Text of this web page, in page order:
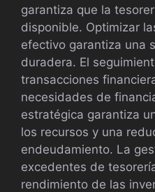
garantiza que la
disponible. Optimizar
efectivo garantiza una
duradera. El
transacciones
necesidades de
estratégica garantiza
los recursos y una
endeudamiento. La
excedentes de
rendimiento de las